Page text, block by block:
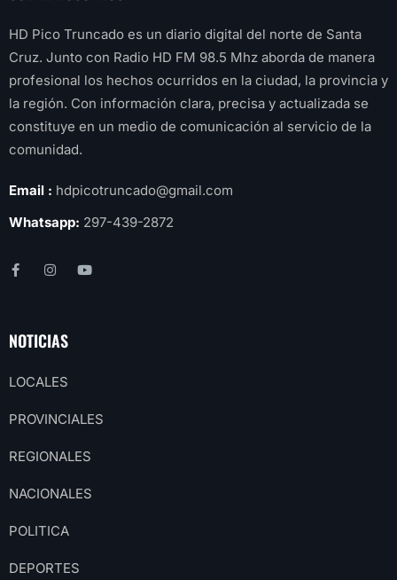
HD Pico Truncado es un diario digital del norte de Santa
Cruz. Junto con Radio HD FM 98.5 Mhz aborda de manera
profesional los hechos ocurridos en la ciudad, la provincia y
la región. Con información clara, precisa y actualizada se
constituye en un medio de comunicación al servicio de la
comunidad.
Email : hdpicotruncado@gmail.com
Whatsapp: 297-439-2872
NOTICIAS
LOCALES
PROVINCIALES
REGIONALES
NACIONALES
POLITICA
DEPORTES